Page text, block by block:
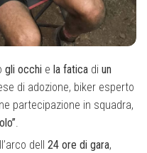
gli occhi e la fatica di un
di adozione, biker esperto
partecipazione in squadra,
.
dell 24 ore di gara,